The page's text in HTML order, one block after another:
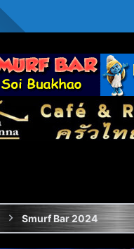
Smurf Bar 2024